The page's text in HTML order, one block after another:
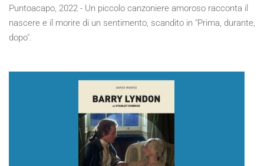
Puntoacapo, 2022 - Un piccolo canzoniere amoroso racconta il
nascere e il morire di un sentimento, scandito in "Prima, durante,
dopo".